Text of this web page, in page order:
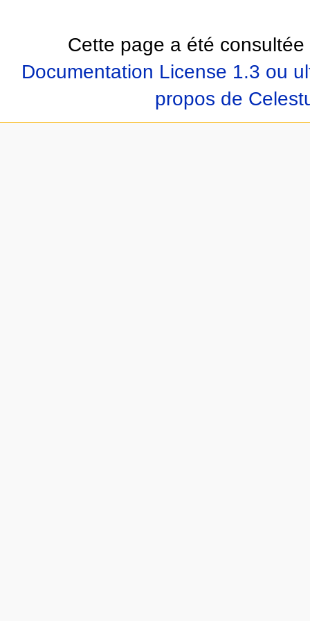
Cette page a été
Documentation License 1.3 ou
propos de